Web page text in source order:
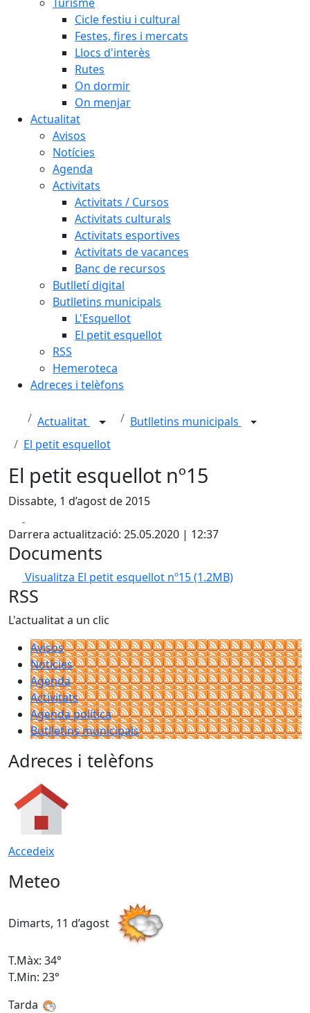
Cicle festiu i cultural
Festes, fires i mercats
Llocs d'interès
Rutes
On dormir
On menjar
Actualitat
Avisos
Notícies
Agenda
Activitats
Activitats / Cursos
Activitats culturals
Activitats esportives
Activitats de vacances
Banc de recursos
Butlletí digital
Butlletins municipals
L'Esquellot
El petit esquellot
RSS
Hemeroteca
Adreces i telèfons
Actualitat
Butlletins municipals
El petit esquellot
El petit esquellot nº15
Dissabte, 1 d’agost de 2015
Darrera actualització: 25.05.2020 | 12:37
Documents
Visualitza El petit esquellot nº15(1.2MB)
RSS
L'actualitat a un clic
Avisos
Notícies
Agenda
Activitats
Agenda política
Butlletins municipals
Adreces i telèfons
Accedeix
Meteo
Dimarts, 11 d’agost
T.Màx: 34°
T.Min: 23°
Tarda